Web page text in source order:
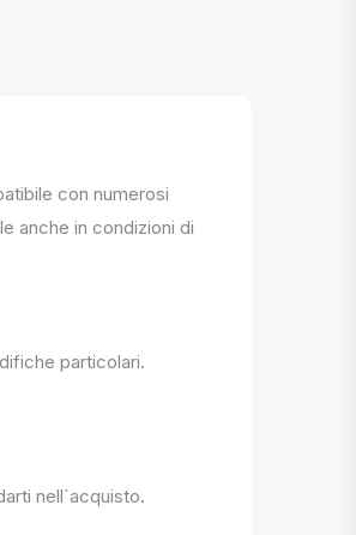
con numerosi
anche in condizioni di
particolari.
nell`acquisto.